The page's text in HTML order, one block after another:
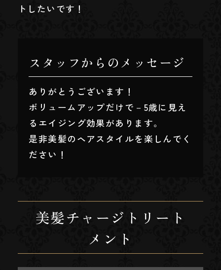
トしたいです！
スタッフからのメッセージ
ありがとうございます！
ボリュームアップだけで－5歳に見え
るエイジング効果があります。
是非美髪のヘアスタイルを楽しんでく
ださい！
美髪チャージトリート
メント